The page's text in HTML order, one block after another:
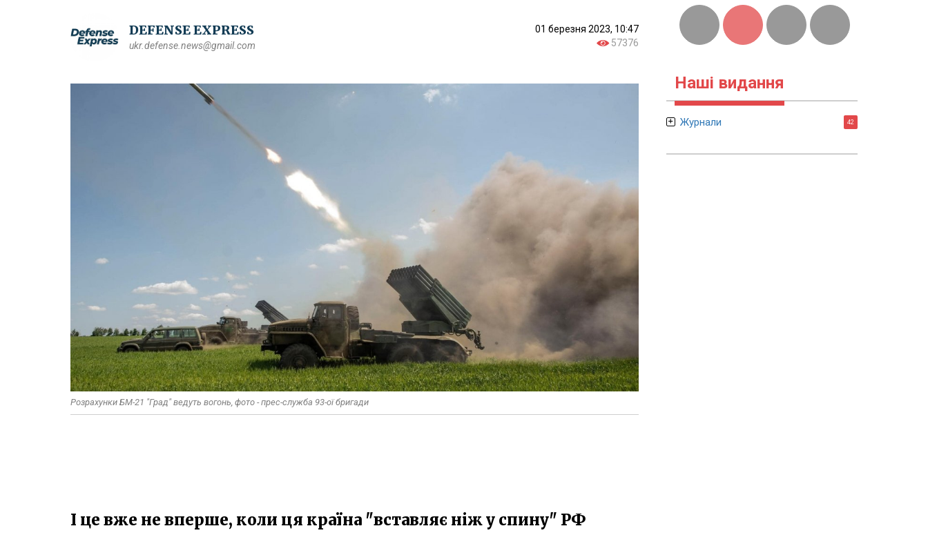
DEFENSE EXPRESS
ukr.defense.news@gmail.com
01 березня 2023, 10:47
57376
Розрахунки БМ-21 "Град" ведуть вогонь, фото - прес-служба 93-ої бригади
І це вже не вперше, коли ця країна "вставляє ніж у спину" РФ
Наші видання
Журнали 42